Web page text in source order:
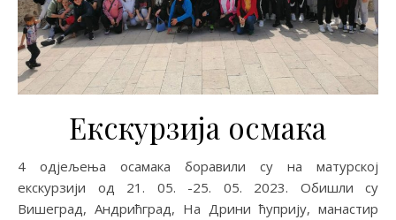
Екскурзија осмака
4 одјељења осамака боравили су на матурској
екскурзији од 21. 05. -25. 05. 2023. Обишли су
Вишеград, Андрићград, На Дрини ћуприју, манастир